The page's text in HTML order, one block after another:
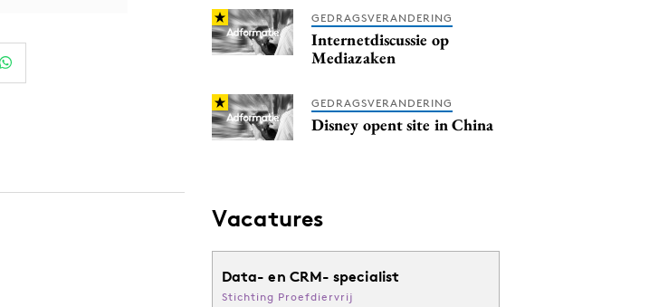
GEDRAGSVERANDERING
Internetdiscussie op
Mediazaken
GEDRAGSVERANDERING
Disney opent site in China
Vacatures
Data- en CRM- specialist
Stichting Proefdiervrij